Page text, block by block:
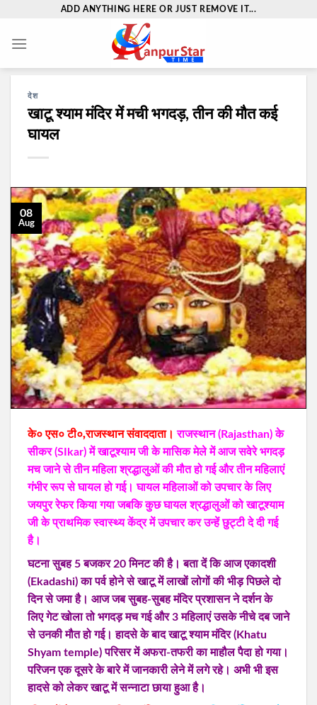
content
ADD ANYTHING HERE OR JUST REMOVE IT...
देश
खाटू श्‍याम मंदिर में मची भगदड़, तीन की मौत कई
घायल
08
Aug
के० एस० टी०,राजस्‍थान संवाददाता। राजस्‍थान (Rajasthan) के
सीकर (SIkar) में खाटूश्याम जी के मासिक मेले में आज सवेरे भगदड़
मच जाने से तीन महिला श्रद्धालुओं की मौत हो गई और तीन महिलाएं
गंभीर रूप से घायल हो गई। घायल महिलाओं को उपचार के लिए
जयपुर रेफर किया गया जबकि कुछ घायल श्रद्धालुओं को खाटूश्याम
जी के प्राथमिक स्वास्थ्य केंद्र में उपचार कर उन्हें छुट्टी दे दी गई
है।
घटना सुबह 5 बजकर 20 मिनट की है। बता दें कि आज एकादशी
(Ekadashi) का पर्व होने से खाटू में लाखों लोगों की भीड़ पिछले दो
दिन से जमा है। आज जब सुबह-सुबह मंदिर प्रशासन ने दर्शन के
लिए गेट खोला तो भगदड़ मच गई और 3 महिलाएं उसके नीचे दब जाने
से उनकी मौत हो गई। हादसे के बाद खाटू श्याम मंदिर (Khatu
Shyam temple) परिसर में अफरा-तफरी का माहौल पैदा हो गया।
परिजन एक दूसरे के बारे में जानकारी लेने में लगे रहे। अभी भी इस
हादसे को लेकर खाटू में सन्नाटा छाया हुआ है।